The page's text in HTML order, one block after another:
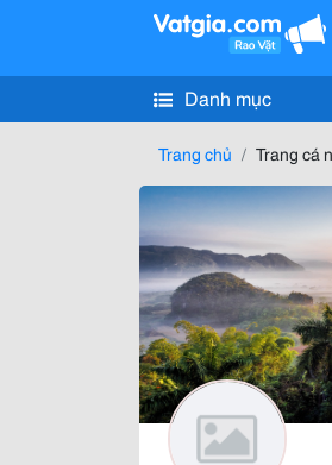
Danh mục
Trang chủ Trang cá